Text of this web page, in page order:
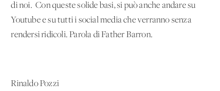
di noi. Con queste solide basi, si può anche andare su
Youtube e su tutti i social media che verranno senza
rendersi ridicoli. Parola di Father Barron.
Rinaldo Pozzi